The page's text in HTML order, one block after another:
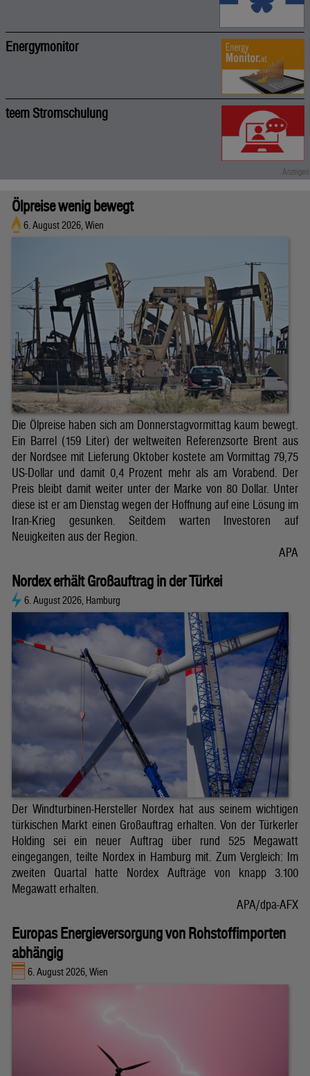
Energymonitor
teem Stromschulung
Ölpreise wenig bewegt
6. August 2026, Wien
Die Ölpreise haben sich am Donnerstagvormittag kaum bewegt.
Ein Barrel (159 Liter) der weltweiten Referenzsorte Brent aus
der Nordsee mit Lieferung Oktober kostete am Vormittag 79,75
US-Dollar und damit 0,4 Prozent mehr als am Vorabend. Der
Preis bleibt damit weiter unter der Marke von 80 Dollar. Unter
diese ist er am Dienstag wegen der Hoffnung auf eine Lösung im
Iran-Krieg gesunken. Seitdem warten Investoren auf
Neuigkeiten aus der Region.
APA
Nordex erhält Großauftrag in der Türkei
6. August 2026, Hamburg
Der Windturbinen-Hersteller Nordex hat aus seinem wichtigen
türkischen Markt einen Großauftrag erhalten. Von der Türkerler
Holding sei ein neuer Auftrag über rund 525 Megawatt
eingegangen, teilte Nordex in Hamburg mit. Zum Vergleich: Im
zweiten Quartal hatte Nordex Aufträge von knapp 3.100
Megawatt erhalten.
APA/dpa-AFX
Europas Energieversorgung von Rohstoffimporten
abhängig
6. August 2026, Wien